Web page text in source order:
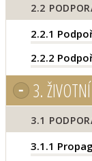
2.2
2.2.1
2.2.2
3.
3.1
3.1.1